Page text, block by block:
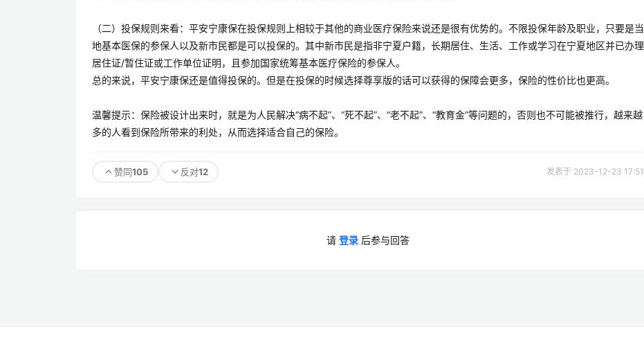
（二）投保规则来看：平安宁康保在投保规则上相较于其他的商业医疗保险来说还是很有优势的。不限投保年龄及职业，只要是当
地基本医保的参保人以及新市民都是可以投保的。其中新市民是指非宁夏户籍，长期居住、生活、工作或学习在宁夏地区并已办理
居住证/暂住证或工作单位证明，且参加国家统筹基本医疗保险的参保人。
总的来说，平安宁康保还是值得投保的。但是在投保的时候选择尊享版的话可以获得的保障会更多，保险的性价比也更高。
温馨提示：保险被设计出来时，就是为人民解决“病不起”、“死不起”、“老不起”、“教育金”等问题的，否则也不可能被推行，越来越
多的人看到保险所带来的利处，从而选择适合自己的保险。
赞同105 反对12 发表于 2023-12-23 17:51
请 登录 后参与回答